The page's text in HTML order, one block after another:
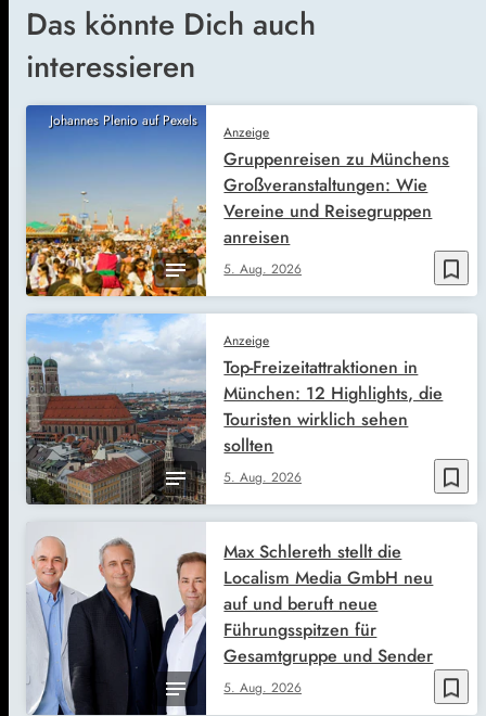
Das könnte Dich auch
interessieren
Johannes Plenio auf Pexels
bookmark_border
Anzeige
5. Aug. 2026
Gruppenreisen zu Münchens
Großveranstaltungen: Wie
Vereine und Reisegruppen
anreisen
bookmark_border
Anzeige
5. Aug. 2026
Top-Freizeitattraktionen in
München: 12 Highlights, die
Touristen wirklich sehen
sollten
bookmark_border
5. Aug. 2026
Max Schlereth stellt die
Localism Media GmbH neu
auf und beruft neue
Führungsspitzen für
Gesamtgruppe und Sender